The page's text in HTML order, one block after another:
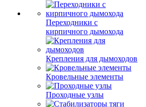
Переходники с
кирпичного дымохода
Крепления для дымоходов
Кровельные элементы
Проходные узлы